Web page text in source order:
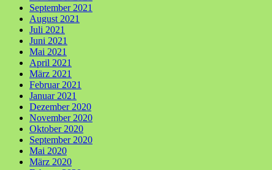
September 2021
August 2021
Juli 2021
Juni 2021
Mai 2021
April 2021
März 2021
Februar 2021
Januar 2021
Dezember 2020
November 2020
Oktober 2020
September 2020
Mai 2020
März 2020